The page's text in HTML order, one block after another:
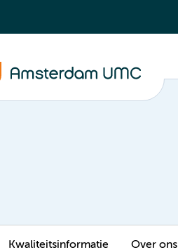
Kwaliteitsinformatie Over ons